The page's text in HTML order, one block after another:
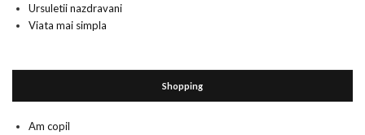
Ursuletii nazdravani
Viata mai simpla
Shopping
Am copil